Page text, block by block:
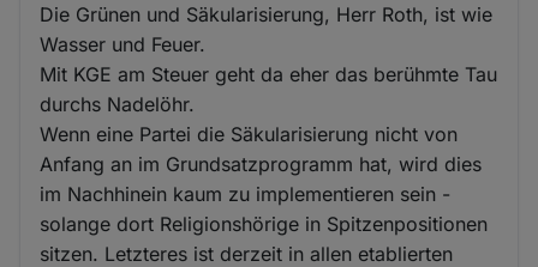
Die Grünen und Säkularisierung, Herr Roth, ist wie
Wasser und Feuer.
Mit KGE am Steuer geht da eher das berühmte Tau
durchs Nadelöhr.
Wenn eine Partei die Säkularisierung nicht von
Anfang an im Grundsatzprogramm hat, wird dies
im Nachhinein kaum zu implementieren sein -
solange dort Religionshörige in Spitzenpositionen
sitzen. Letzteres ist derzeit in allen etablierten